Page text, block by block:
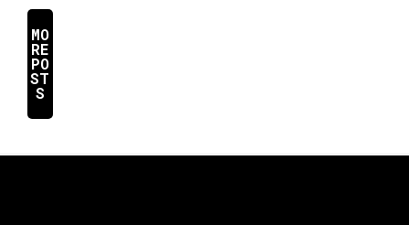
MO
RE
PO
ST
S